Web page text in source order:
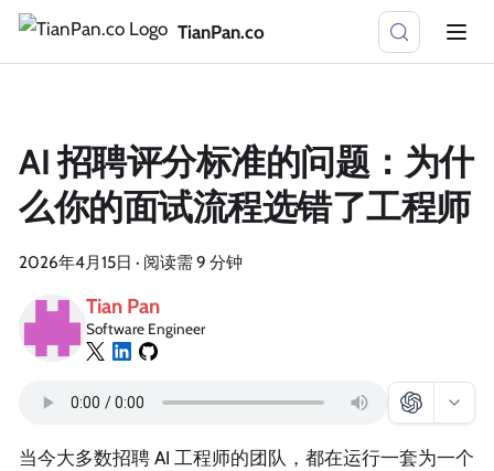
TianPan.co
AI 招聘评分标准的问题：为什
么你的面试流程选错了工程师
2026年4月15日 · 阅读需 9 分钟
Tian Pan
Software Engineer
当今大多数招聘 AI 工程师的团队，都在运行一套为一个